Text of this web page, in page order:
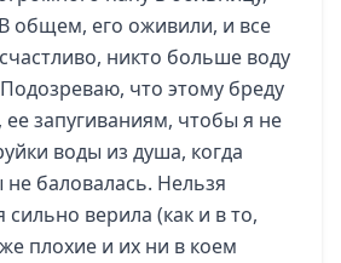
общем, его оживили, и все
никто больше воду
что этому бреду
запугиваниям, чтобы я не
воды из душа, когда
не баловалась. Нельзя
сильно верила (как и в то,
плохие и их ни в коем